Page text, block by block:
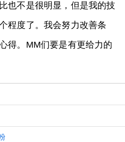
也不是很明显，但是我的技
程度了。我会努力改善条
得。MM们要是有更给力的